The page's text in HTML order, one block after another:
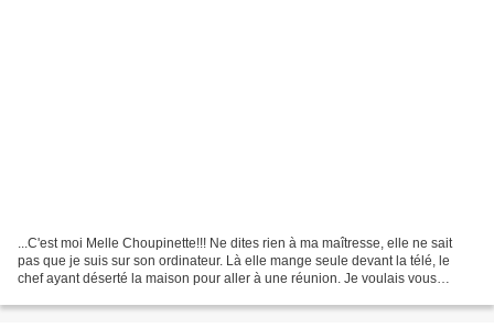
...C'est moi Melle Choupinette!!! Ne dites rien à ma maîtresse, elle ne sait
pas que je suis sur son ordinateur. Là elle mange seule devant la télé, le
chef ayant déserté la maison pour aller à une réunion. Je voulais vous